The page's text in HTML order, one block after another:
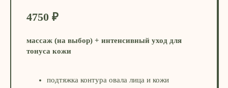
4750 ₽
массаж (на выбор) + интенсивный уход для
тонуса кожи
подтяжка контура овала лица и кожи